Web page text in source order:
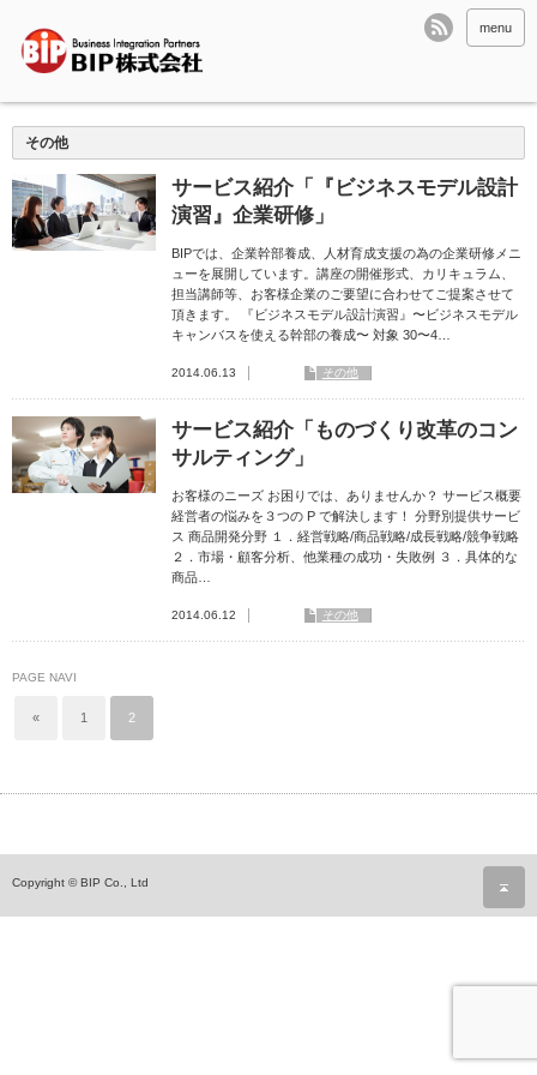
menu
その他
サービス紹介「『ビジネスモデル設計
演習』企業研修」
BIPでは、企業幹部養成、人材育成支援の為の企業研修メニ
ューを展開しています。講座の開催形式、カリキュラム、
担当講師等、お客様企業のご要望に合わせてご提案させて
頂きます。 『ビジネスモデル設計演習』〜ビジネスモデル
キャンバスを使える幹部の養成〜 対象 30〜4…
2014.06.13 その他
サービス紹介「ものづくり改革のコン
サルティング」
お客様のニーズ お困りでは、ありませんか？ サービス概要
経営者の悩みを３つの P で解決します！ 分野別提供サービ
ス 商品開発分野 １．経営戦略/商品戦略/成長戦略/競争戦略
２．市場・顧客分析、他業種の成功・失敗例 ３．具体的な
商品…
2014.06.12 その他
PAGE NAVI
« 1 2
Copyright © BIP Co., Ltd